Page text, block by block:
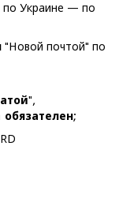
по Украине — по
"Новой почтой" по
",
;